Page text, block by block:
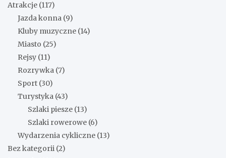
Atrakcje (117)
Jazda konna (9)
Kluby muzyczne (14)
Miasto (25)
Rejsy (11)
Rozrywka (7)
Sport (30)
Turystyka (43)
Szlaki piesze (13)
Szlaki rowerowe (6)
Wydarzenia cykliczne (13)
Bez kategorii (2)